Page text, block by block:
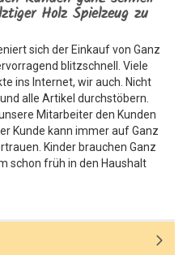
Holz Spielzeug zu
sich der Einkauf von Ganz
blitzschnell. Viele
ins Internet, wir auch. Nicht
alle Artikel durchstöbern.
Mitarbeiter den Kunden
Kunde kann immer auf Ganz
Kinder brauchen Ganz
schon früh in den Haushalt